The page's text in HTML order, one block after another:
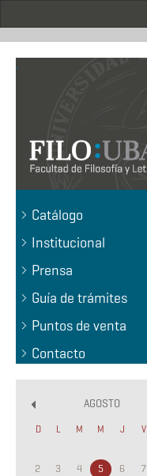
.
Catálogo
Institucional
Prensa
Guía de trámites
Puntos de venta
Contacto
AGOSTO
D L M M J V
2
3 4 5 6 7